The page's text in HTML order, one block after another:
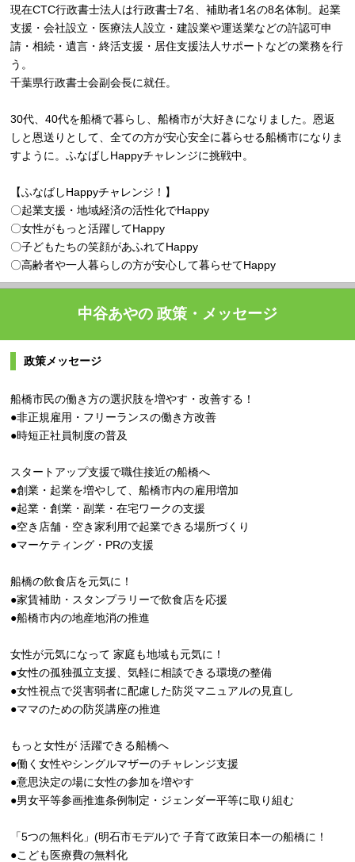
現在CTC行政書士法人は行政書士7名、補助者1名の8名体制。起業
支援・会社設立・医療法人設立・建設業や運送業などの許認可申
請・相続・遺言・終活支援・居住支援法人サポートなどの業務を行
う。
千葉県行政書士会副会長に就任。
30代、40代を船橋で暮らし、船橋市が大好きになりました。恩返
しと恩送りとして、全ての方が安心安全に暮らせる船橋市になりま
すように。ふなばしHappyチャレンジに挑戦中。
【ふなばしHappyチャレンジ！】
〇起業支援・地域経済の活性化でHappy
〇女性がもっと活躍してHappy
〇子どもたちの笑顔があふれてHappy
〇高齢者や一人暮らしの方が安心して暮らせてHappy
中谷あやの 政策・メッセージ
政策メッセージ
船橋市民の働き方の選択肢を増やす・改善する！
●非正規雇用・フリーランスの働き方改善
●時短正社員制度の普及
スタートアップ支援で職住接近の船橋へ
●創業・起業を増やして、船橋市内の雇用増加
●起業・創業・副業・在宅ワークの支援
●空き店舗・空き家利用で起業できる場所づくり
●マーケティング・PRの支援
船橋の飲食店を元気に！
●家賃補助・スタンプラリーで飲食店を応援
●船橋市内の地産地消の推進
女性が元気になって 家庭も地域も元気に！
●女性の孤独孤立支援、気軽に相談できる環境の整備
●女性視点で災害弱者に配慮した防災マニュアルの見直し
●ママのための防災講座の推進
もっと女性が 活躍できる船橋へ
●働く女性やシングルマザーのチャレンジ支援
●意思決定の場に女性の参加を増やす
●男女平等参画推進条例制定・ジェンダー平等に取り組む
「5つの無料化」(明石市モデル)で 子育て政策日本一の船橋に！
●こども医療費の無料化